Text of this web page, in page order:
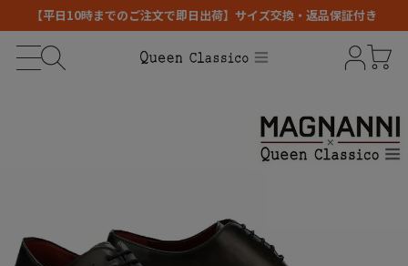
【平日10時までのご注文で即日出荷】サイズ交換・返品保証付き